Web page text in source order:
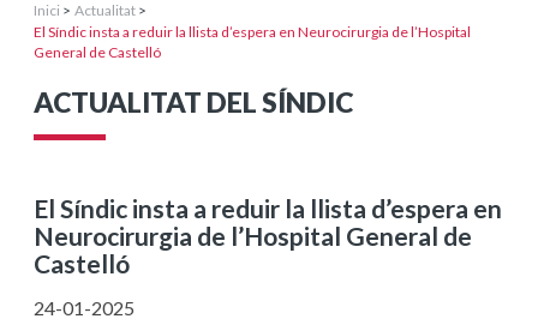
Inici > Actualitat >
El Síndic insta a reduir la llista d’espera en Neurocirurgia de l’Hospital
General de Castelló
ACTUALITAT DEL SÍNDIC
El Síndic insta a reduir la llista d’espera en
Neurocirurgia de l’Hospital General de
Castelló
24-01-2025